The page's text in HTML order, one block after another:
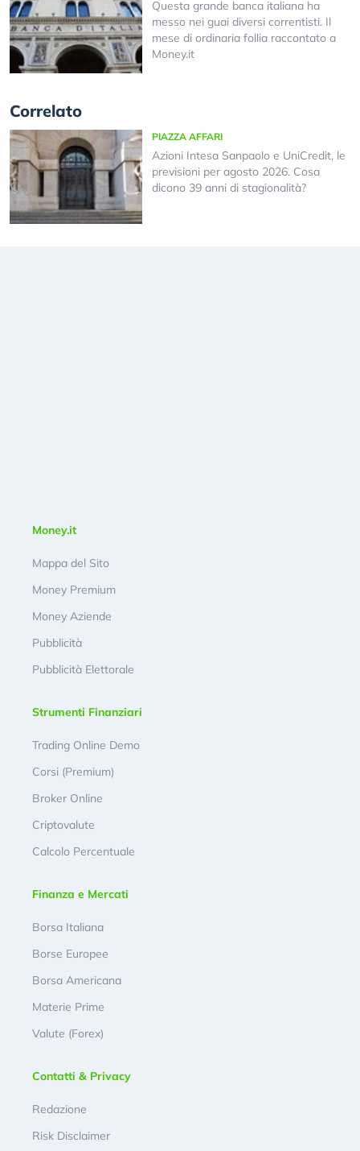
Questa grande banca italiana ha
messo nei guai diversi correntisti. Il
mese di ordinaria follia raccontato a
Money.it
Correlato
PIAZZA AFFARI
Azioni Intesa Sanpaolo e UniCredit, le
previsioni per agosto 2026. Cosa
dicono 39 anni di stagionalità?
Money.it
Mappa del Sito
Money Premium
Money Aziende
Pubblicità
Pubblicità Elettorale
Strumenti Finanziari
Trading Online Demo
Corsi (Premium)
Broker Online
Criptovalute
Calcolo Percentuale
Finanza e Mercati
Borsa Italiana
Borse Europee
Borsa Americana
Materie Prime
Valute (Forex)
Contatti & Privacy
Redazione
Risk Disclaimer